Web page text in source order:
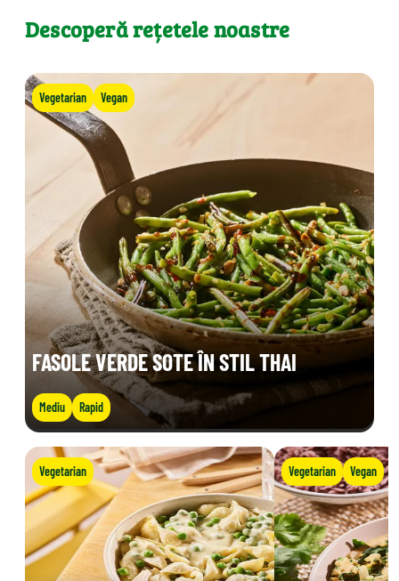
Descoperă rețetele noastre
Vegetarian Vegan
FASOLE VERDE SOTE ÎN STIL THAI
Mediu Rapid
Vegetarian Vegetarian Vegan